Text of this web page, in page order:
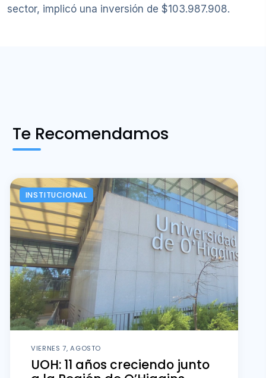
sector, implicó una inversión de $103.987.908.
Te Recomendamos
INSTITUCIONAL
VIERNES 7, AGOSTO
UOH: 11 años creciendo junto